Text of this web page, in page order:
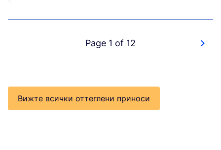
Page 1 of 12
Вижте всички оттеглени приноси